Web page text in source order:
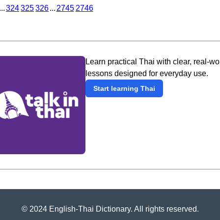
324325326... 2745 2746
Learn practical Thai with clear, real-
lessons designed for everyday use.
Start learning Thai
© 2024 English-Thai Dictionary. All rights reserved.